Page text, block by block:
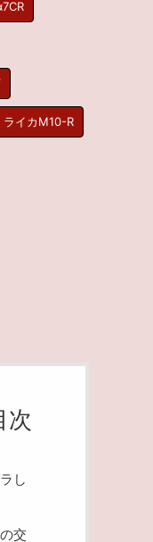
ライカM10-R
次
し
交